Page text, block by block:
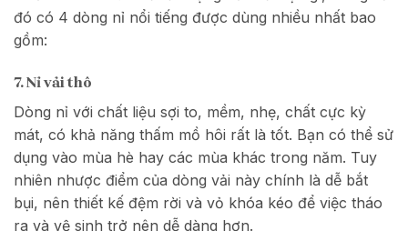
đó có 4 dòng nỉ nổi tiếng được dùng nhiều nhất bao
gồm:
7. Nỉ vải thô
Dòng nỉ với chất liệu sợi to, mềm, nhẹ, chất cực kỳ
mát, có khả năng thấm mồ hôi rất là tốt. Bạn có thể sử
dụng vào mùa hè hay các mùa khác trong năm. Tuy
nhiên nhược điểm của dòng vải này chính là dễ bắt
bụi, nên thiết kế đệm rời và vỏ khóa kéo để việc tháo
ra và vệ sinh trở nên dễ dàng hơn.